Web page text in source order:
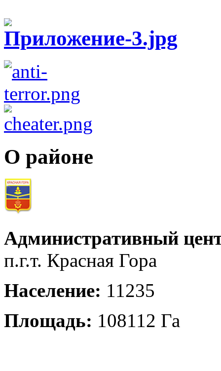
О районе
Административный
п.г.т. Красная Гора
Население: 11235
Площадь: 108112 Га